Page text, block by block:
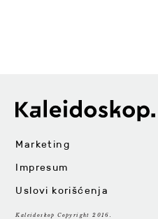
Marketing
Impresum
Uslovi korišćenja
Kaleidoskop Copyright 2016.